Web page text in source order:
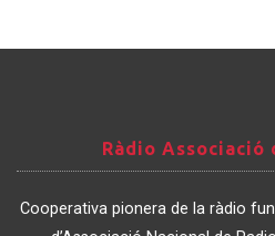
Associació
de
Ràdio Associació
Cooperativa pionera de la ràdio